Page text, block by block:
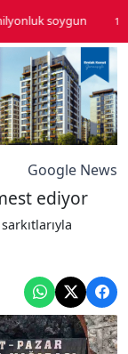
birbirine girdi
mest ediyor
Google News
ediyor